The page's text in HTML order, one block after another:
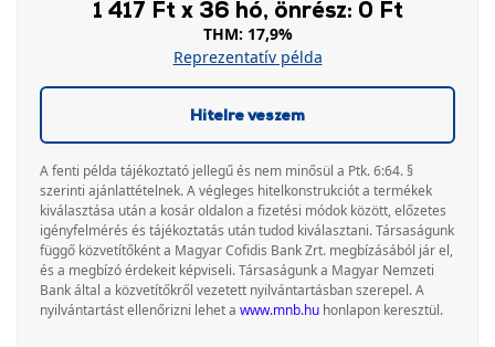
1 417 Ft x 36 hó, önrész: 0 Ft
THM: 17,9%
Reprezentatív példa
Hitelre veszem
A fenti példa tájékoztató jellegű és nem minősül a Ptk. 6:64. §
szerinti ajánlattételnek. A végleges hitelkonstrukciót a termékek
kiválasztása után a kosár oldalon a fizetési módok között, előzetes
igényfelmérés és tájékoztatás után tudod kiválasztani. Társaságunk
függő közvetítőként a Magyar Cofidis Bank Zrt. megbízásából jár el,
és a megbízó érdekeit képviseli. Társaságunk a Magyar Nemzeti
Bank által a közvetítőkről vezetett nyilvántartásban szerepel. A
nyilvántartást ellenőrizni lehet a www.mnb.hu honlapon keresztül.